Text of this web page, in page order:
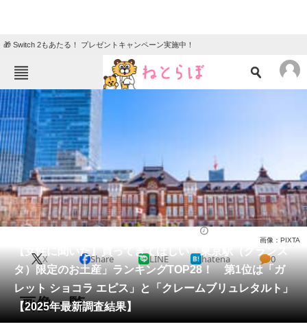
🎁 Switch 2もあたる！ プレゼントキャンペーン実施中！
ねとらぼメニュー
TOP
エンタメ
グルメ 地域
住まい 教育・育児
動物 リサーチ
メディア
注目記事を集めた総合ページ
【女性に聞いた】買ってきてほしい「東京駅（グランス
タ）限定のお土産」ランキングTOP28！ 第1位は「ガ
レット ショコラ エピス」と「クレームブリュレタルト」
【2025年最新調査結果】
画像：PIXTA
X Share LINE hatena 0
画像一覧